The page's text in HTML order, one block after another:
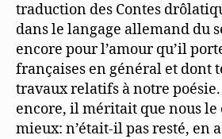
traduction des Contes
dans le langage allemand du
encore pour l’amour qu’il
françaises en général et dont
travaux relatifs à notre poésie.
encore, il méritait que nous le
mieux: n’était-il pas resté, en